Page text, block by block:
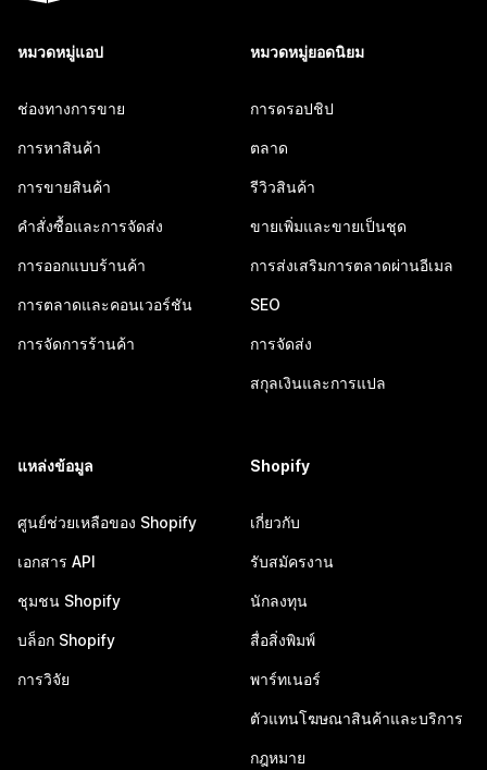
หมวดหมู่แอป
ช่องทางการขาย
การหาสินค้า
การขายสินค้า
คำสั่งซื้อและการจัดส่ง
การออกแบบร้านค้า
การตลาดและคอนเวอร์ชัน
การจัดการร้านค้า
หมวดหมู่ยอดนิยม
การดรอปชิป
ตลาด
รีวิวสินค้า
ขายเพิ่มและขายเป็นชุด
การส่งเสริมการตลาดผ่านอีเมล
SEO
การจัดส่ง
สกุลเงินและการแปล
แหล่งข้อมูล
ศูนย์ช่วยเหลือของ Shopify
เอกสาร API
ชุมชน Shopify
บล็อก Shopify
การวิจัย
Shopify
เกี่ยวกับ
รับสมัครงาน
นักลงทุน
สื่อสิ่งพิมพ์
พาร์ทเนอร์
ตัวแทนโฆษณาสินค้าและบริการ
กฎหมาย